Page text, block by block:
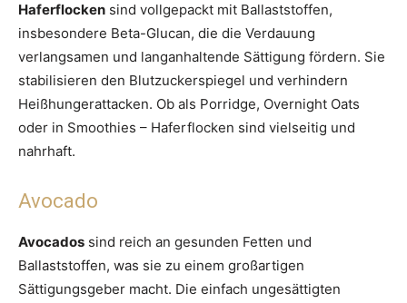
Haferflocken sind vollgepackt mit Ballaststoffen,
insbesondere Beta-Glucan, die die Verdauung
verlangsamen und langanhaltende Sättigung fördern. Sie
stabilisieren den Blutzuckerspiegel und verhindern
Heißhungerattacken. Ob als Porridge, Overnight Oats
oder in Smoothies – Haferflocken sind vielseitig und
nahrhaft.
Avocado
Avocados sind reich an gesunden Fetten und
Ballaststoffen, was sie zu einem großartigen
Sättigungsgeber macht. Die einfach ungesättigten